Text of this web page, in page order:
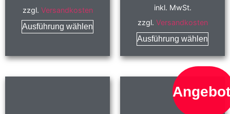
zzgl. Versandkosten
Ausführung wählen
inkl. MwSt.
zzgl. Versandkosten
Ausführung wählen